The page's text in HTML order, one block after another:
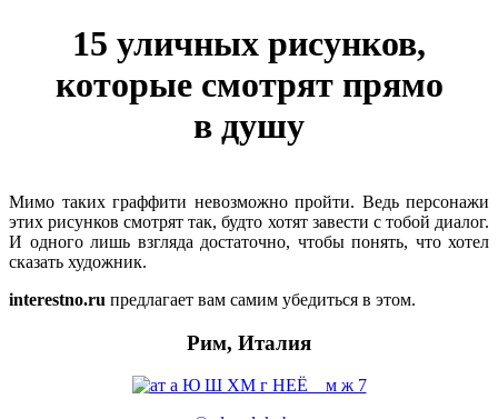
15 уличных рисунков,
которые смотрят прямо
в душу
Мимо таких граффити невозможно пройти. Ведь персонажи
этих рисунков смотрят так, будто хотят завести с тобой диалог.
И одного лишь взгляда достаточно, чтобы понять, что хотел
сказать художник.
interestno.ru предлагает вам самим убедиться в этом.
Рим, Италия